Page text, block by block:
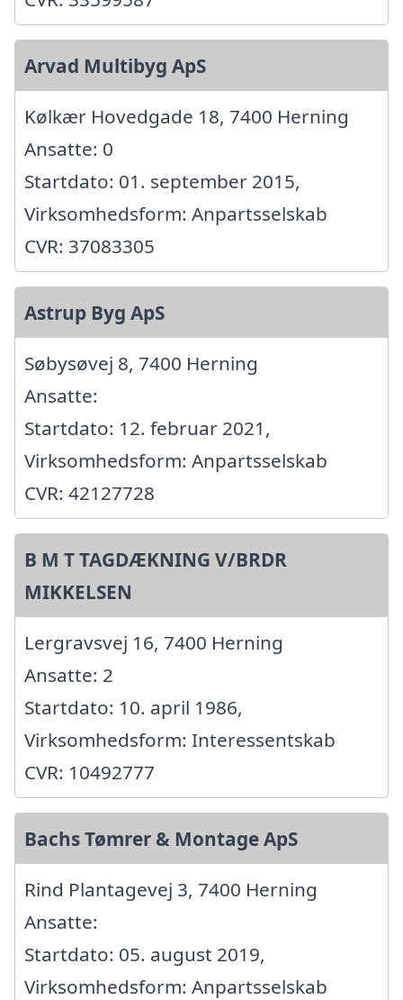
Arvad Multibyg ApS
Kølkær Hovedgade 18, 7400 Herning
Ansatte: 0
Startdato: 01. september 2015,
Virksomhedsform: Anpartsselskab
CVR: 37083305
Astrup Byg ApS
Søbysøvej 8, 7400 Herning
Ansatte:
Startdato: 12. februar 2021,
Virksomhedsform: Anpartsselskab
CVR: 42127728
B M T TAGDÆKNING V/BRDR
MIKKELSEN
Lergravsvej 16, 7400 Herning
Ansatte: 2
Startdato: 10. april 1986,
Virksomhedsform: Interessentskab
CVR: 10492777
Bachs Tømrer & Montage ApS
Rind Plantagevej 3, 7400 Herning
Ansatte:
Startdato: 05. august 2019,
Virksomhedsform: Anpartsselskab